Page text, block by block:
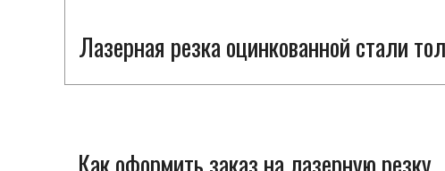
Лазерная резка оцинкованной стали
Как оформить заказ на лазерную резку